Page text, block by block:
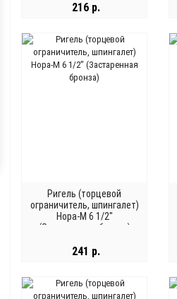
216 р.
Ригель (торцевой
ограничитель, шпингалет)
Нора-М 6 1/2"
(Застаренная бронза)
241 р.